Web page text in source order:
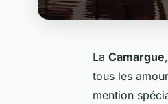
La Camargue
tous les
mention